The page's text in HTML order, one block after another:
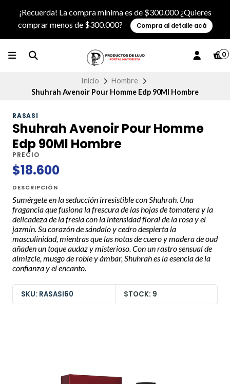
¡Recuerda! La compra mínima es de $300.000 ¿Quieres
comprar menos de $300.000?
Compra al detalle acá
0
Inicio
Hombre
Shuhrah Avenoir Pour Homme Edp 90Ml Hombre
RASASI
Shuhrah Avenoir Pour Homme
Edp 90Ml Hombre
PRECIO
$18.600
DESCRIPCIÓN
Sumérgete en la seducción irresistible con Shuhrah. Una
fragancia que fusiona la frescura de las hojas de tomatera y la
delicadeza de la fresia con la intensidad floral de la rosa y el
jazmín. Su corazón de sándalo y cedro despierta la
masculinidad, mientras que las notas de cuero y madera de oud
añaden un toque audaz y misterioso. Con un rastro sensual de
almizcle, musgo de roble y ámbar, Shuhrah es la esencia de la
confianza y el encanto.
SKU: RASASI60 STOCK: 9